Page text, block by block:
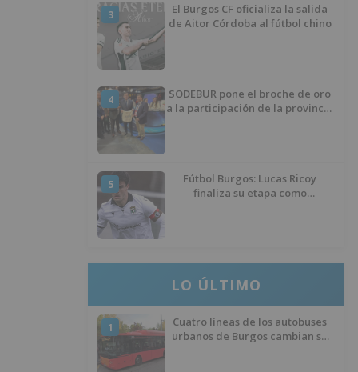
3
El Burgos CF oficializa la salida
de Aitor Córdoba al fútbol chino
4
SODEBUR pone el broche de oro
a la participación de la provincia
5
Fútbol Burgos: Lucas Ricoy
finaliza su etapa como
LO ÚLTIMO
1
Cuatro líneas de los autobuses
urbanos de Burgos cambian su